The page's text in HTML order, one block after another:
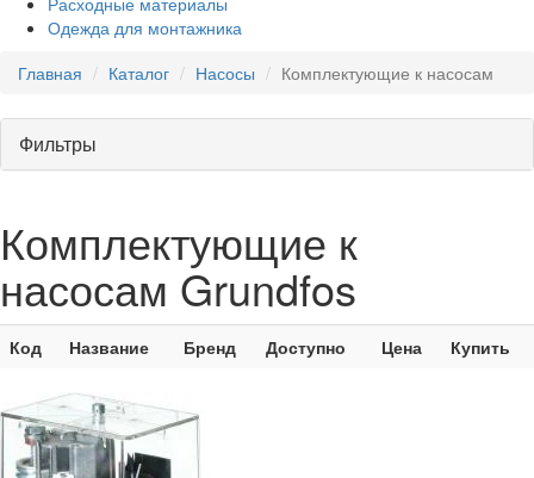
Одежда для монтажника
Главная
Каталог Насосы Комплектующие к насосам
Фильтры
Комплектующие к
насосам Grundfos
Код Название Бренд Доступно Цена Купить